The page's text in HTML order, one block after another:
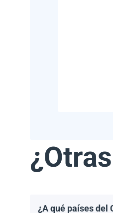
¿A qué países del